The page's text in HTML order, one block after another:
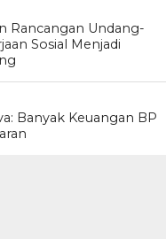
Rancangan Undang-
Sosial Menjadi
Banyak Keuangan BP